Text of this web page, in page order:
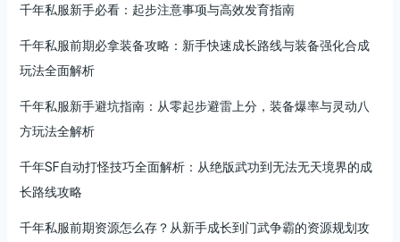
千年私服新手必看：起步注意事项与高效发育指南
千年私服前期必拿装备攻略：新手快速成长路线与装备强化合成
玩法全面解析
千年私服新手避坑指南：从零起步避雷上分，装备爆率与灵动八
方玩法全解析
千年SF自动打怪技巧全面解析：从绝版武功到无法无天境界的成
长路线攻略
千年私服前期资源怎么存？从新手成长到门武争霸的资源规划攻